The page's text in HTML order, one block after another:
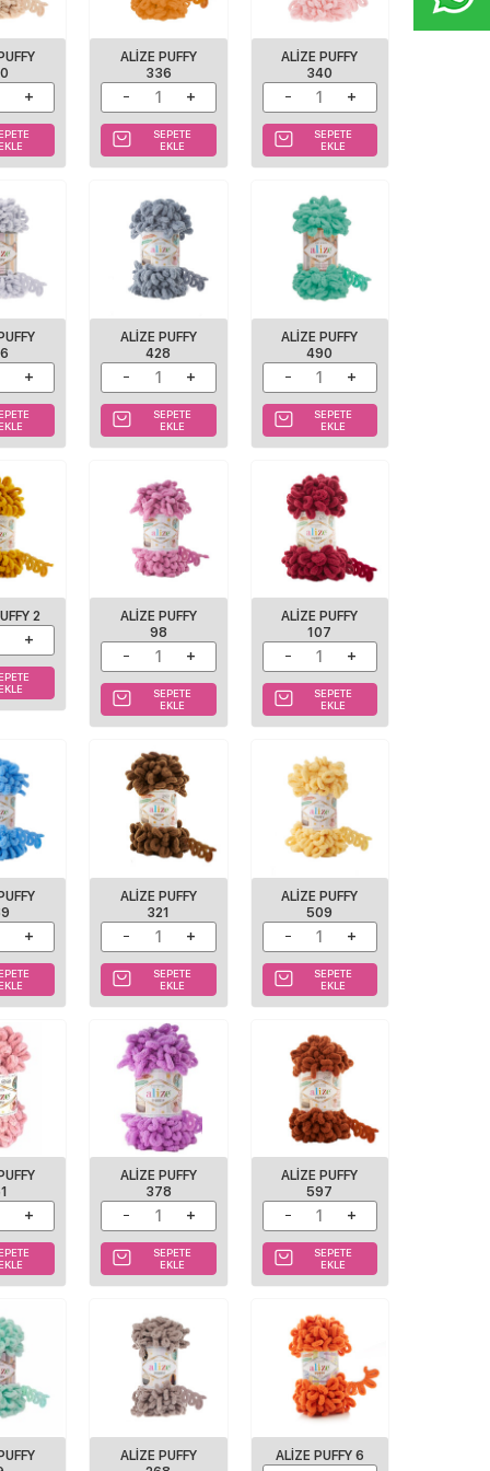
EKLE
ALIZE PUFFY
336
SEPETE
EKLE
ALIZE PUFFY
340
SEPETE
EKLE
EKLE
ALIZE PUFFY
428
SEPETE
EKLE
ALIZE PUFFY
490
SEPETE
EKLE
2
EKLE
ALIZE PUFFY
98
SEPETE
EKLE
ALIZE PUFFY
107
SEPETE
EKLE
EKLE
ALIZE PUFFY
321
SEPETE
EKLE
ALIZE PUFFY
509
SEPETE
EKLE
EKLE
ALIZE PUFFY
378
SEPETE
EKLE
ALIZE PUFFY
597
SEPETE
EKLE
ALIZE PUFFY
ALIZE PUFFY 6